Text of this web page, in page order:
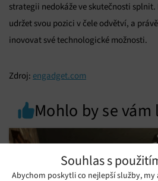
Souhlas s
Abychom poskytli co nejlepší služby,
strategii nedokáže ve skutečnosti
udržet svou pozici v čele odvětví, a
inovovat své technologické možnosti.
Zdroj: engadget.com
Mohlo by se